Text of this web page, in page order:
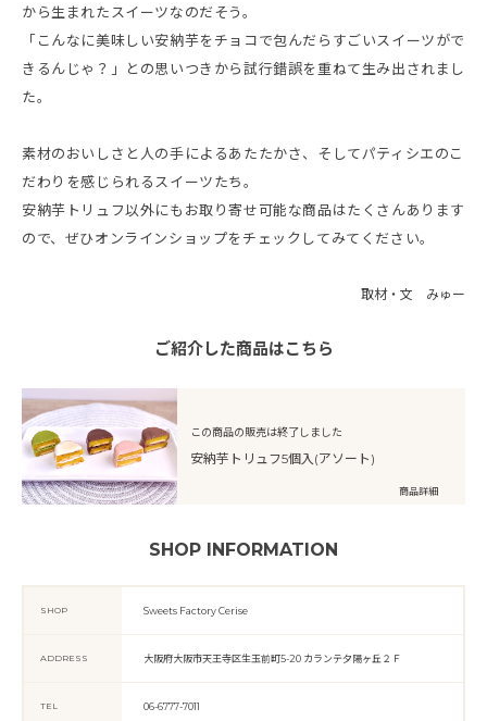
から生まれたスイーツなのだそう。
「こんなに美味しい安納芋をチョコで包んだらすごいスイーツがで
きるんじゃ？」との思いつきから試行錯誤を重ねて生み出されまし
た。
素材のおいしさと人の手によるあたたかさ、そしてパティシエのこ
だわりを感じられるスイーツたち。
安納芋トリュフ以外にもお取り寄せ可能な商品はたくさんあります
ので、ぜひオンラインショップをチェックしてみてください。
取材・文 みゅー
ご紹介した商品はこちら
この商品の販売は終了しました
安納芋トリュフ5個入(アソート)
商品詳細
SHOP INFORMATION
SHOP Sweets Factory Cerise
ADDRESS 大阪府大阪市天王寺区生玉前町5-20 カランテ夕陽ヶ丘２Ｆ
TEL 06-6777-7011